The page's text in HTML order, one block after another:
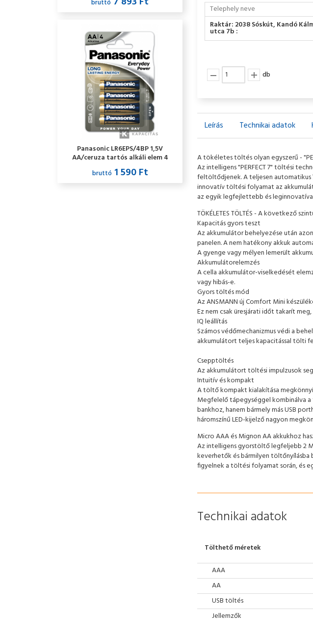
bruttó
Panasonic LR6EPS/4BP 1,5V
AA/ceruza tartós alkáli elem 4
db/csomag
bruttó 1 590 Ft
Telephely neve
Raktár: 2038 Sóskút, Kandó
utca 7b :
db
Leírás Technikai adatok
A tökéletes töltés olyan egyszerű -
Az intelligens "PERFECT 7" töltési
feltöltődjenek. A teljesen
innovatív töltési folyamat az
az egyik legfejlettebb és
TÖKÉLETES TÖLTÉS - A következő
Kapacitás gyors teszt
Az akkumulátor behelyezése után
panelen. A nem hatékony akkuk
A gyenge vagy mélyen lemerült
Akkumulátorelemzés
A cella akkumulátor-viselkedését
vagy hibás-e.
Gyors töltés mód
Az ANSMANN új Comfort Mini
Ez nem csak üresjárati időt takarít
IQ leállítás
Számos védőmechanizmus védi a
akkumulátort teljes kapacitással tölti
Csepptöltés
Az akkumulátort töltési impulzusok
Intuitív és kompakt
A töltő kompakt kialakítása
Megfelelő tápegységgel kombinálva
bankhoz, hanem bármely más USB
háromszínű LED-kijelző nagyon
Micro AAA és Mignon AA akkukhoz
Az intelligens gyorstöltő legfeljebb 2
keverhetők és bármilyen
figyelnek a töltési folyamat során, és
Technikai adatok
Tölthető méretek
AAA
AA
USB töltés
Jellemzők